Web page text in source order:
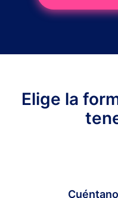
Elige la